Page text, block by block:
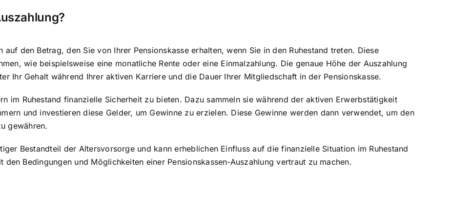
auf den Betrag, den Sie von Ihrer Pensionskasse erhalten, wenn Sie in den Ruhestand treten. Diese
wie beispielsweise eine monatliche Rente oder eine Einmalzahlung. Die genaue Höhe der Auszahlung
Ihr Gehalt während Ihrer aktiven Karriere und die Dauer Ihrer Mitgliedschaft in der Pensionskasse.
im Ruhestand finanzielle Sicherheit zu bieten. Dazu sammeln sie während der aktiven Erwerbstätigkeit
und investieren diese Gelder, um Gewinne zu erzielen. Diese Gewinne werden dann verwendet, um den
gewähren.
Bestandteil der Altersvorsorge und kann erheblichen Einfluss auf die finanzielle Situation im Ruhestand
Bedingungen und Möglichkeiten einer Pensionskassen-Auszahlung vertraut zu machen.